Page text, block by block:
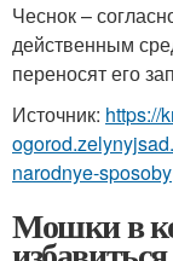
Чеснок –
действенным
переносят его
Источник: https://
narodnye-sposoby
Мошки в